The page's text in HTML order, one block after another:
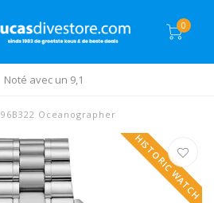
0
Noté avec un 9,1
96B322 Oceanographer
HISTORIC WATCH